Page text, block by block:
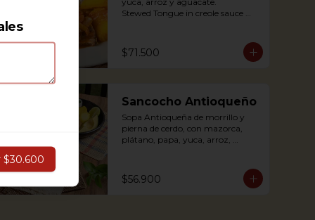
Stewed Tongue in creole sauce
$71.500
Sancocho Antioqueño
Sopa Antioqueña de morrillo y
pierna de cerdo, con mazorca,
plátano, papa, yuca, arroz,
*Disponible solo los fines de
$56.900
$30.600